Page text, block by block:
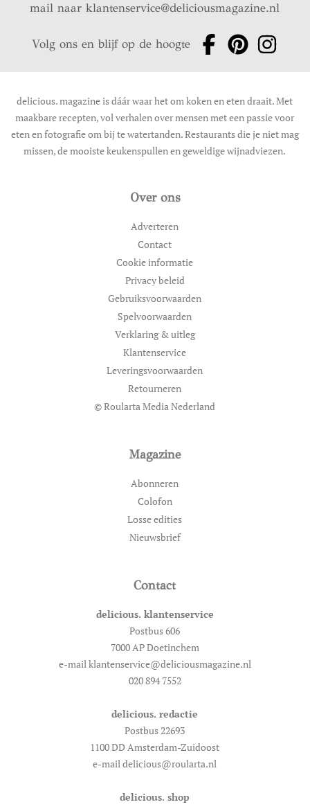
mail naarklantenservice@deliciousmagazine.nl
Volg ons en blijf op de hoogte
delicious. magazine is dáár waar het om koken en eten draait. Met
maakbare recepten, vol verhalen over mensen met een passie voor
eten en fotografie om bij te watertanden. Restaurants die je niet mag
missen, de mooiste keukenspullen en geweldige wijnadviezen.
Over ons
Adverteren
Contact
Cookie informatie
Privacy beleid
Gebruiksvoorwaarden
Spelvoorwaarden
Verklaring & uitleg
Klantenservice
Leveringsvoorwaarden
Retourneren
© Roularta Media Nederland
Magazine
Abonneren
Colofon
Losse edities
Nieuwsbrief
Contact
delicious. klantenservice
Postbus 606
7000 AP Doetinchem
e-mail klantenservice@deliciousmagazine.nl
020 894 7552
delicious. redactie
Postbus 22693
1100 DD Amsterdam-Zuidoost
e-mail delicious@roularta.nl
delicious. shop